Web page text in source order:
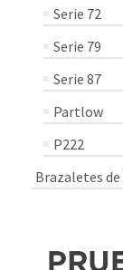
Serie 72
Serie 79
Serie 87
Partlow
P222
Brazaletes